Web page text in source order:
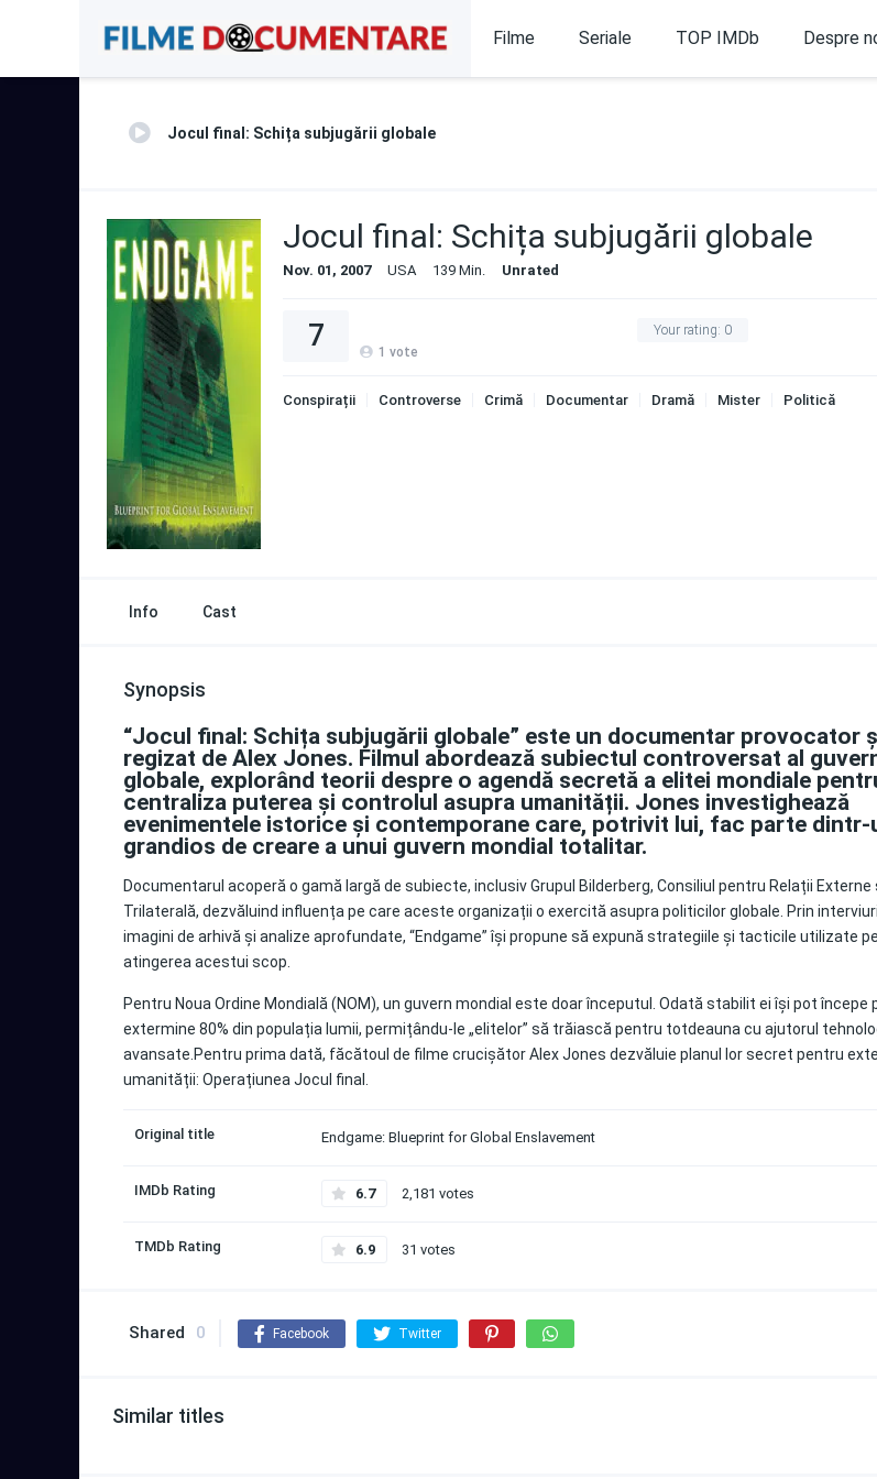
Filme Seriale TOP IMDb Despre
Jocul final: Schița subjugării globale
Jocul final: Schița subjugării globale
Nov. 01, 2007 USA 139 Min. Unrated
Your rating: 0
7 1 vote
Conspirații Controverse Crimă Documentar Dramă Mister Politică
Info Cast
Synopsis
“Jocul final: Schița subjugării globale” este un documentar provocator
regizat de Alex Jones. Filmul abordează subiectul controversat al
globale, explorând teorii despre o agendă secretă a elitei mondiale
centraliza puterea și controlul asupra umanității. Jones investighează
evenimentele istorice și contemporane care, potrivit lui, fac parte dintr-
grandios de creare a unui guvern mondial totalitar.
Documentarul acoperă o gamă largă de subiecte, inclusiv Grupul Bilderberg, Consiliul pentru Relații Externe
Trilaterală, dezvăluind influența pe care aceste organizații o exercită asupra politicilor globale. Prin
imagini de arhivă și analize aprofundate, “Endgame” își propune să expună strategiile și tacticile utilizate
atingerea acestui scop.
Pentru Noua Ordine Mondială (NOM), un guvern mondial este doar începutul. Odată stabilit ei își pot începe
extermine 80% din populația lumii, permițându-le „elitelor” să trăiască pentru totdeauna cu ajutorul
avansate.Pentru prima dată, făcătoul de filme crucișător Alex Jones dezvăluie planul lor secret pentru
umanității: Operațiunea Jocul final.
Original title Endgame: Blueprint for Global Enslavement
IMDb Rating 6.7 2,181 votes
TMDb Rating 6.9 31 votes
Shared 0 Facebook Twitter
Similar titles